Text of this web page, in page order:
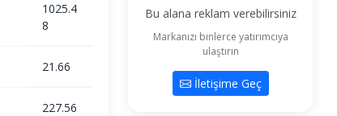
1025.4
8
21.66
227.56
Bu alana reklam verebilirsiniz
Markanızı binlerce yatırımcıya
ulaştırın
İletişime Geç